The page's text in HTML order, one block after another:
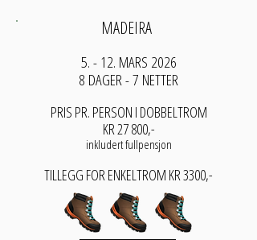
MADEIRA
5. - 12. MARS 2026
8 DAGER - 7 NETTER
PRIS PR. PERSON I DOBBELTROM
KR 27 800,-
inkludert fullpensjon
TILLEGG FOR ENKELTROM KR 3300,-